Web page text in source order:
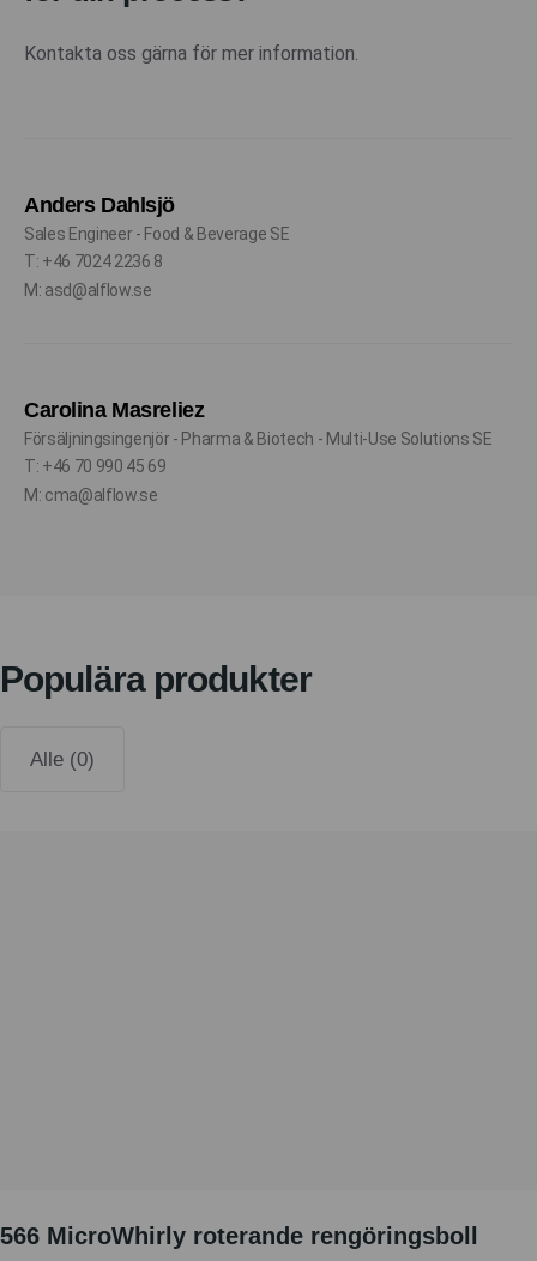
Kontakta oss gärna för mer information.
Anders Dahlsjö
Sales Engineer - Food & Beverage SE
T: +46 7024 2236 8
M: asd@alflow.se
Carolina Masreliez
Försäljningsingenjör - Pharma & Biotech - Multi-Use Solutions SE
T: +46 70 990 45 69
M: cma@alflow.se
Populära produkter
Alle (0)
566 MicroWhirly roterande rengöringsboll